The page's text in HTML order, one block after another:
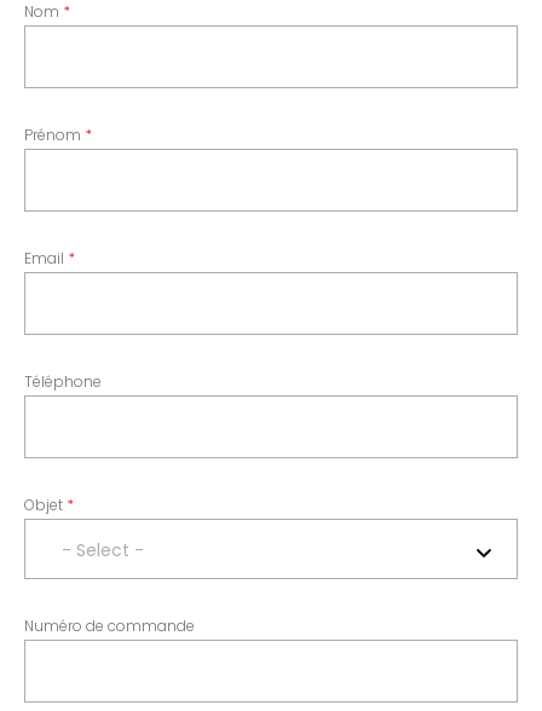
Nom
Prénom
Email
Téléphone
Objet
- Select -
Numéro de commande